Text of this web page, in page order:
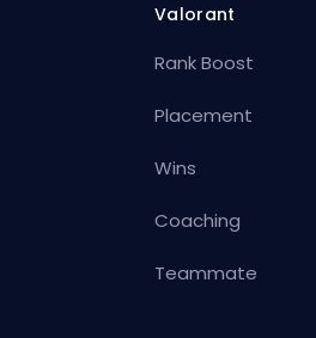
Valorant
Rank Boost
Placement
Wins
Coaching
Teammate